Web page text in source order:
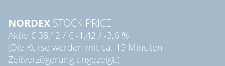
NORDEX STOCK PRICE
Aktie € 38,12 / € -1,42 / -3,6 %
(Die Kurse werden mit ca. 15 Minuten
Zeitverzögerung angezeigt.)